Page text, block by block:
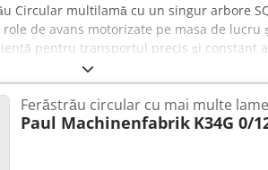
Circular multilamă cu un singur arbore
de avans motorizate pe masa de
pentru transportul precis și constant
fixă și un număr variabil de una până la
și tăiere multiplă. O caracteristică
speciale, numărul de lame utilizate
speciale funcționează la o distanță
permite mașinii să treacă ușor
tăiere. Dsdpfx Aehpbxijcaokr
Ferăstrău circular cu mai multe
Paul Machinenfabrik K34G 0/